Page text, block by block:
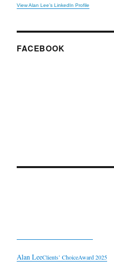
View Alan Lee’s LinkedIn Profile
FACEBOOK
Alan LeeClients’ ChoiceAward 2025